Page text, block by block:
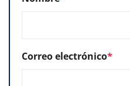
Correo electrónico*